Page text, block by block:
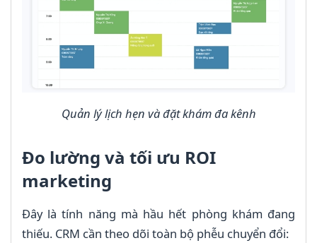
Quản lý lịch hẹn và đặt khám đa kênh
Đo lường và tối ưu ROI
marketing
Đây là tính năng mà hầu hết phòng khám đang
thiếu. CRM cần theo dõi toàn bộ phễu chuyển đổi: